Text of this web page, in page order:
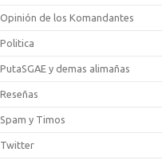
Opinión de los Komandantes
Politica
PutaSGAE y demas alimañas
Reseñas
Spam y Timos
Twitter